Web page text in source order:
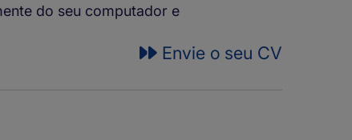
do seu computador e
Envie o seu CV